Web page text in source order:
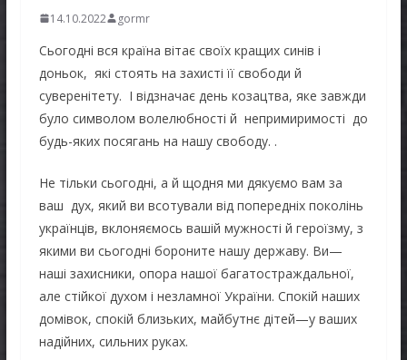
14.10.2022 gormr
Сьогодні вся країна вітає своїх кращих синів і
доньок, які стоять на захисті її свободи й
суверенітету. І відзначає день козацтва, яке завжди
було символом волелюбності й непримиримості до
будь-яких посягань на нашу свободу. .
Не тільки сьогодні, а й щодня ми дякуємо вам за
ваш дух, який ви всотували від попередніх поколінь
українців, вклоняємось вашій мужності й героїзму, з
якими ви сьогодні бороните нашу державу. Ви—
наші захисники, опора нашої багатостраждальної,
але стійкої духом і незламної України. Спокій наших
домівок, спокій близьких, майбутнє дітей—у ваших
надійних, сильних руках.